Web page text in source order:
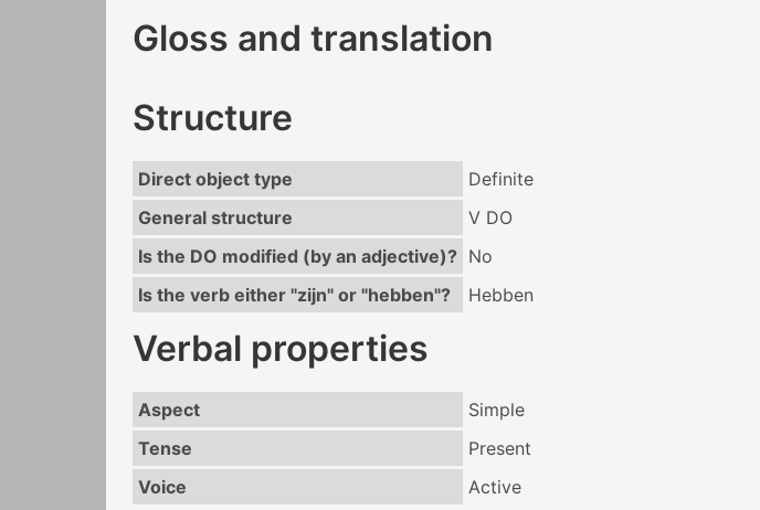
Gloss and translation
Structure
Direct object type
Definite
General structure
V DO
Is the DO modified (by an adjective)? No
Is the verb either "zijn" or "hebben"?
Hebben
Verbal properties
Aspect
Simple
Tense
Present
Voice
Active